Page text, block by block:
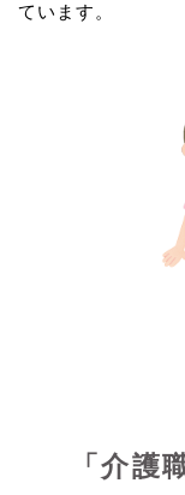
ています。
「介護